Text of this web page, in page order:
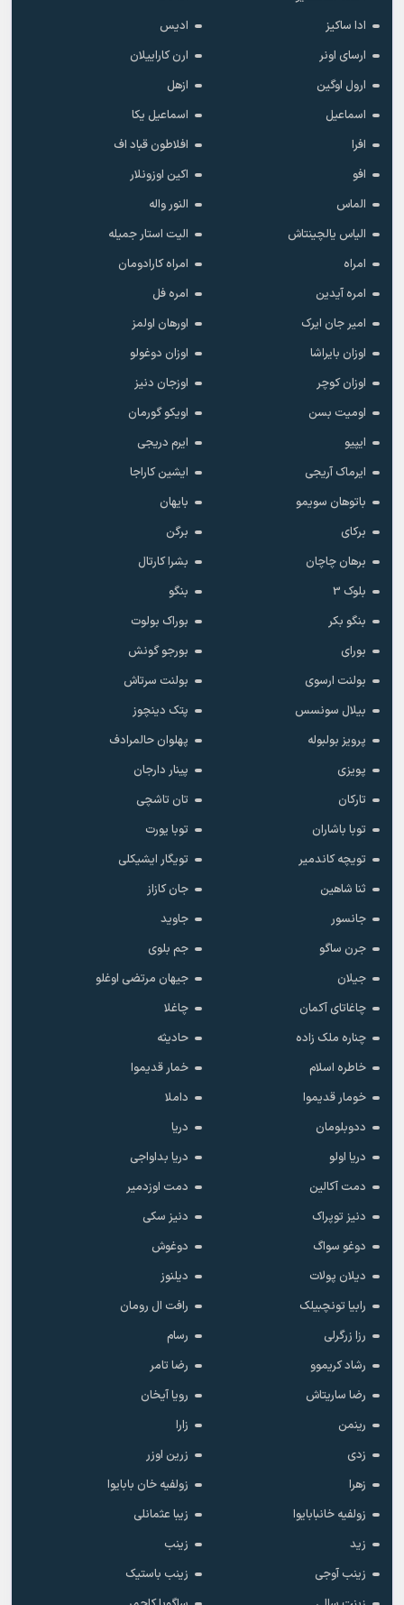
ادا ساکیز
ادیس
ارسای اونر
ارن کاراییلان
ارول اوگین
ازهل
اسماعیل
اسماعیل یکا
افرا
افلاطون قباد اف
افو
اکین اوزونلار
الماس
النور واله
الیاس یالچینتاش
الیت استار جمیله
امراه
امراه کارادومان
امره آیدین
امره فل
امیر جان ایرک
اورهان اولمز
اوزان بایراشا
اوزان دوغولو
اوزان کوچر
اوزجان دنیز
اومیت بسن
اویکو گورمان
ایپیو
ایرم دریجی
ایرماک آریجی
ایشین کاراجا
باتوهان سویمو
بایهان
برکای
برگن
برهان چاچان
بشرا کارتال
بلوک 3
بنگو
بنگو بکر
بوراک بولوت
بورای
بورجو گونش
بولنت ارسوی
بولنت سرتاش
بیلال سونسس
پتک دینچوز
پرویز بولبوله
پهلوان حالمرادف
پویزی
پینار دارجان
تارکان
تان تاشچی
توبا باشاران
توبا یورت
تویچه کاندمیر
تویگار ایشیکلی
ثنا شاهین
جان کازاز
جانسور
جاوید
جرن ساگو
جم بلوی
جیلان
جیهان مرتضی اوغلو
چاغاتای آکمان
چاغلا
چناره ملک زاده
حادیثه
خاطره اسلام
خمار قدیموا
خومار قدیموا
داملا
ددوبلومان
دریا
دریا اولو
دریا بداواجی
دمت آکالین
دمت اوزدمیر
دنیز توپراک
دنیز سکی
دوغو سواگ
دوغوش
دیلان پولات
دیلنوز
رابیا تونچبیلک
رافت ال رومان
رزا زرگرلی
رسام
رشاد کریموو
رضا تامر
رضا ساریتاش
رویا آیخان
رینمن
زارا
زدی
زرین اوزر
زهرا
زولفیه خان بابایوا
زولفیه خانبابایوا
زیبا عثمانلی
زید
زینب
زینب آوجی
زینب باستیک